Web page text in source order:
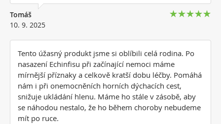
Tomáš
10. 9. 2025
Tento úžasný produkt jsme si oblíbili celá rodina. Po
nasazení Echinfisu při začínající nemoci máme
mírnější příznaky a celkově kratší dobu léčby. Pomáhá
nám i při onemocněních horních dýchacích cest,
snižuje ukládání hlenu. Máme ho stále v zásobě, aby
se náhodou nestalo, že ho během choroby nebudeme
mít po ruce.